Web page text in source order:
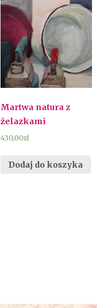
Martwa natura z
żelazkami
430,00zł
Dodaj do koszyka